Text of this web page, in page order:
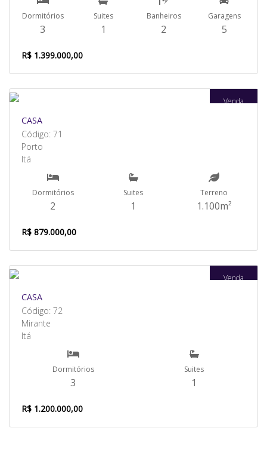
Dormitórios
3
Suites
1
Banheiros
2
Garagens
5
R$ 1.399.000,00
Venda
CASA
Código: 71
Porto
Itá
Dormitórios
2
Suites
1
Terreno
1.100m²
R$ 879.000,00
Venda
CASA
Código: 72
Mirante
Itá
Dormitórios
3
Suites
1
R$ 1.200.000,00